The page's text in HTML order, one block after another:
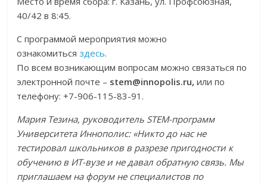
40/42 в 8:45.
С программой мероприятия можно
ознакомитьсяздесь.
По всем возникающим вопросам можно связаться по
электронной почте – stem@innopolis.ru, или по
телефону: +7-906-115-83-91.
Мария Тезина, руководитель STEM-программ
Университета Иннополис: «Никто до нас не
тестировал школьников в разрезе пригодности к
обучению в ИТ-вузе и не давал обратную связь. Мы
приглашаем на форум не специалистов по